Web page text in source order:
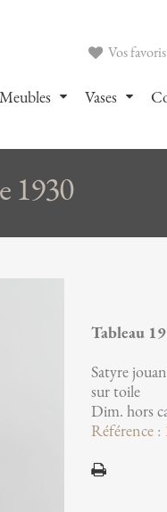
Vos favoris
Meubles Vases
1930
Tableau
Satyre
sur toile
Dim. hors
Référence :